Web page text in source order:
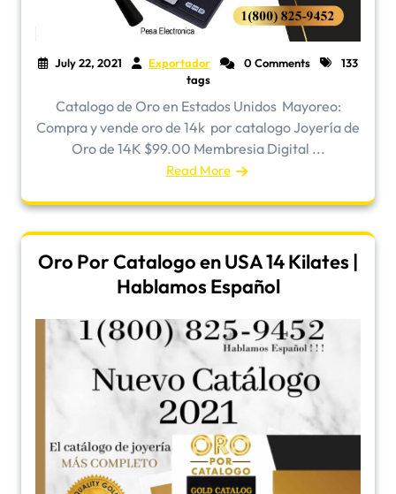
July 22, 2021 Exportador 0 Comments
133
tags
Catalogo de Oro en Estados Unidos ​Mayoreo:
Compra y vende oro de 14k por catalogo Joyería de
Oro de 14K $99.00 Membresia Digital ...
Read More
Oro Por Catalogo en USA 14 Kilates |
Hablamos Español